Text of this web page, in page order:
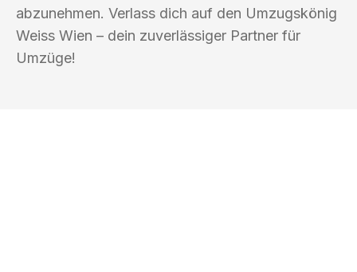
abzunehmen. Verlass dich auf den Umzugskönig
Weiss Wien – dein zuverlässiger Partner für
Umzüge!